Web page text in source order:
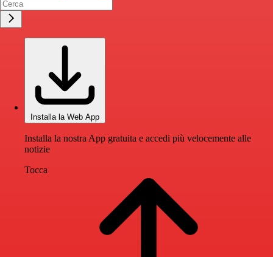
Installa la Web App
Installa la nostra App gratuita e accedi più velocemente alle
notizie
Tocca